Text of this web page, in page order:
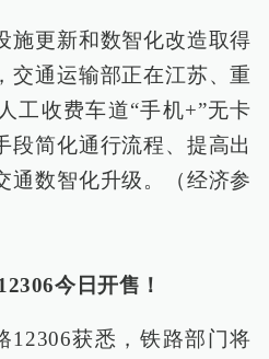
施更新和数智化改造取得
交通运输部正在江苏、重
工收费车道“手机+”无卡
段简化通行流程、提高出
通数智化升级。（经济参
今日开售！
12306获悉，铁路部门将